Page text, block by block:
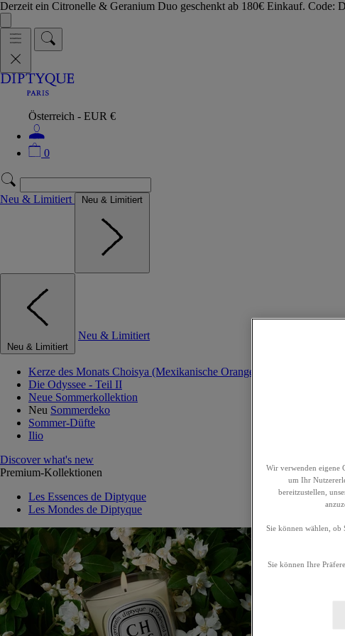
Derzeit ein Citronelle & Geranium Duo geschenkt ab 180€ Einkauf. Code:
Österreich - EUR €
0
Neu & Limitiert Neu & Limitiert
Neu & Limitiert
Neu & Limitiert
Kerze des Monats Choisya (Mexikanische Orangenblume)
Die Odyssee - Teil II
Neue Sommerkollektion
Neu Sommerdeko
Sommer-Düfte
Ilio
Discover what's new
Premium-Kollektionen
Les Essences de Diptyque
Les Mondes de Diptyque
Wir verwenden eigene
um Ihr
bereitzustellen,
Sie können wählen, ob
Sie können Ihre